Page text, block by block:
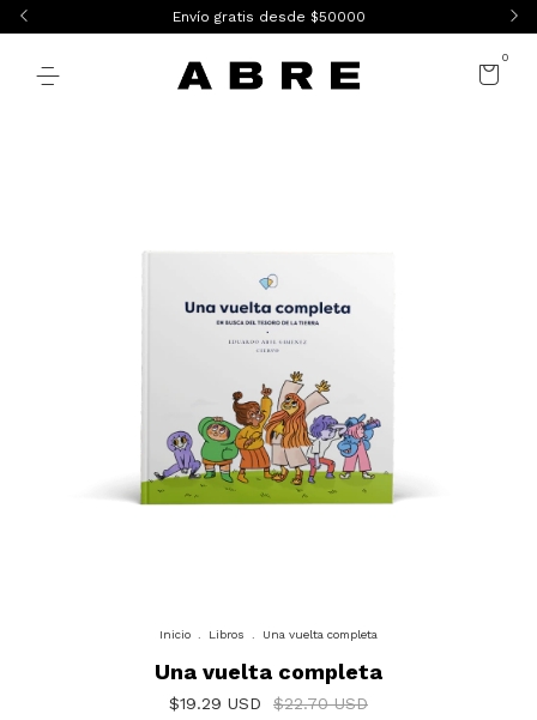
Envío gratis desde $50000
0
Inicio Libros Una vuelta completa
Una vuelta completa
$19.29 USD $22.70 USD